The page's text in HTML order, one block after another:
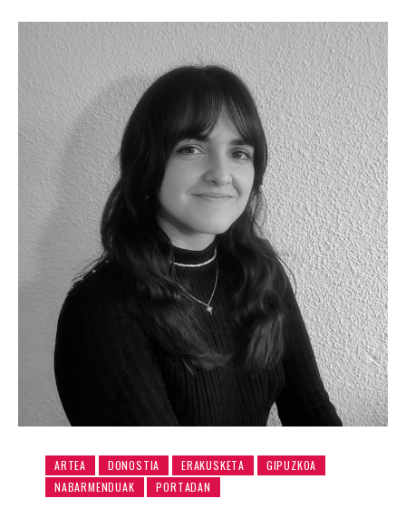
ARTEA DONOSTIA ERAKUSKETA
GIPUZKOA
NABARMENDUAK
PORTADAN